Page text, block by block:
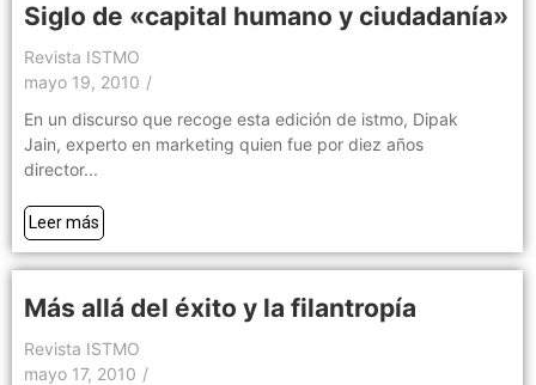
Siglo de «capital humano y ciudadanía»
Revista ISTMO
mayo 19, 2010 /
En un discurso que recoge esta edición de istmo, Dipak
Jain, experto en marketing quien fue por diez años
director...
Leer más
Más allá del éxito y la filantropía
Revista ISTMO
mayo 17, 2010 /